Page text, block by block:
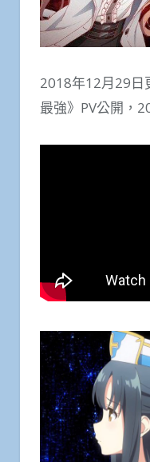
2018年12月29日
最強》PV公開，